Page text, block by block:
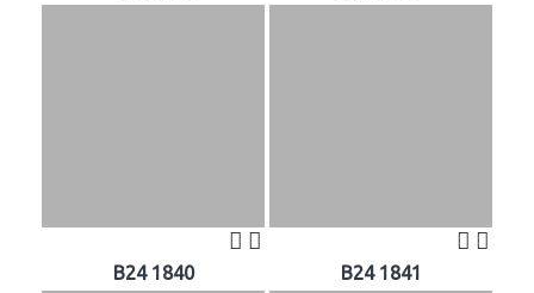
B24 1840 B24 1841